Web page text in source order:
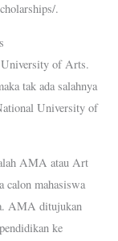
.
University of Arts.
tak ada salahnya
University of
AMA atau Art
calon mahasiswa
AMA ditujukan
ke